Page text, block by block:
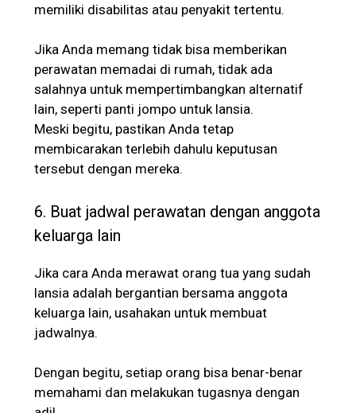
memiliki disabilitas atau penyakit tertentu.
Jika Anda memang tidak bisa memberikan
perawatan memadai di rumah, tidak ada
salahnya untuk mempertimbangkan alternatif
lain, seperti panti jompo untuk lansia.
Meski begitu, pastikan Anda tetap
membicarakan terlebih dahulu keputusan
tersebut dengan mereka.
6. Buat jadwal perawatan dengan anggota
keluarga lain
Jika cara Anda merawat orang tua yang sudah
lansia adalah bergantian bersama anggota
keluarga lain, usahakan untuk membuat
jadwalnya.
Dengan begitu, setiap orang bisa benar-benar
memahami dan melakukan tugasnya dengan